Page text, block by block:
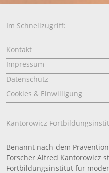
Im Schnellzugriff:
Kontakt
Impressum
Datenschutz
Cookies & Einwilligung
Kantorowicz
Benannt nach dem
Forscher Alfred Kantorowicz
Fortbildungsinstitut für